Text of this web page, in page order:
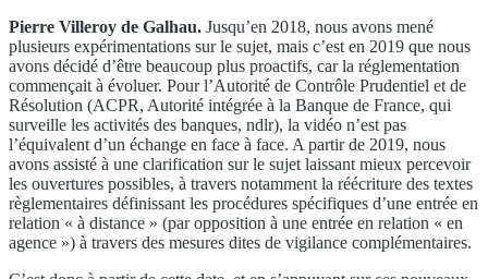
Pierre Villeroy de Galhau. Jusqu’en 2018, nous avons mené
plusieurs expérimentations sur le sujet, mais c’est en 2019 que nous
avons décidé d’être beaucoup plus proactifs, car la réglementation
commençait à évoluer. Pour l’Autorité de Contrôle Prudentiel et de
Résolution (ACPR, Autorité intégrée à la Banque de France, qui
surveille les activités des banques, ndlr), la vidéo n’est pas
l’équivalent d’un échange en face à face. A partir de 2019, nous
avons assisté à une clarification sur le sujet laissant mieux percevoir
les ouvertures possibles, à travers notamment la réécriture des textes
règlementaires définissant les procédures spécifiques d’une entrée en
relation « à distance » (par opposition à une entrée en relation « en
agence ») à travers des mesures dites de vigilance complémentaires.